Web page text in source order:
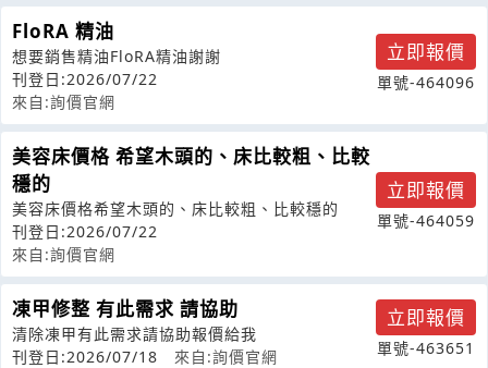
FloRA 精油
想要銷售精油FloRA精油謝謝
刊登日:2026/07/22
來自:詢價官網
立即報價
單號-464096
美容床價格 希望木頭的、床比較粗、比較
穩的
美容床價格希望木頭的、床比較粗、比較穩的
刊登日:2026/07/22
來自:詢價官網
立即報價
單號-464059
凍甲修整 有此需求 請協助
清除凍甲有此需求請協助報價給我
刊登日:2026/07/18
來自:詢價官網
立即報價
單號-463651